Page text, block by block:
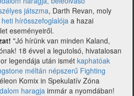
játszma, Darth Revan, moly
hírösszefoglalója a hazai
eseményeiről.
"Jó hírünk van minden Kaland,
18 évvel a legutolsó, hivatalosan
legendája után ismét kaphatóak
méltán népszerű Fighting
Komix in Spekulatív Zóna
haragja immár a nyomdában!